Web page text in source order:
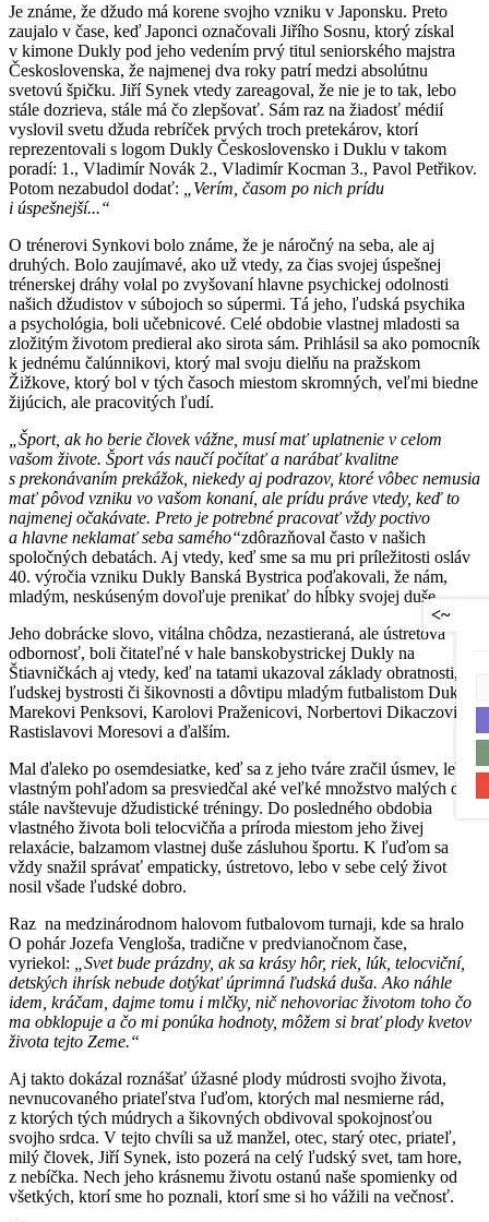
Je známe, že džudo má korene svojho vzniku v Japonsku. Preto
zaujalo v čase, keď Japonci označovali Jiřího Sosnu, ktorý získal
v kimone Dukly pod jeho vedením prvý titul seniorského majstra
Československa, že najmenej dva roky patrí medzi absolútnu
svetovú špičku. Jiří Synek vtedy zareagoval, že nie je to tak, lebo
stále dozrieva, stále má čo zlepšovať. Sám raz na žiadosť médií
vyslovil svetu džuda rebríček prvých troch pretekárov, ktorí
reprezentovali s logom Dukly Československo i Duklu v takom
poradí: 1., Vladimír Novák 2., Vladimír Kocman 3., Pavol Petřikov.
Potom nezabudol dodať:
„Verím, časom po nich prídu
i úspešnejší...“
O trénerovi Synkovi bolo známe, že je náročný na seba, ale aj
druhých. Bolo zaujímavé, ako už vtedy, za čias svojej úspešnej
trénerskej dráhy volal po zvyšovaní hlavne psychickej odolnosti
našich džudistov v súbojoch so súpermi. Tá jeho, ľudská psychika
a psychológia, boli učebnicové. Celé obdobie vlastnej mladosti sa
zložitým životom predieral ako sirota sám. Prihlásil sa ako pomocník
k jednému čalúnnikovi, ktorý mal svoju dielňu na pražskom
Žižkove, ktorý bol v tých časoch miestom skromných, veľmi biedne
žijúcich, ale pracovitých ľudí.
„Šport, ak ho berie človek vážne, musí mať uplatnenie v celom
vašom živote. Šport vás naučí počítať a narábať kvalitne
s prekonávaním prekážok, niekedy aj podrazov, ktoré vôbec nemusia
mať pôvod vzniku vo vašom konaní, ale prídu práve vtedy, keď to
najmenej očakávate. Preto je potrebné pracovať vždy poctivo
a hlavne neklamať seba samého“zdôrazňoval často v našich
spoločných debatách. Aj vtedy, keď sme sa mu pri príležitosti osláv
40. výročia vzniku Dukly Banská Bystrica poďakovali, že nám,
mladým, neskúseným dovoľuje prenikať do hĺbky svojej duše.
Jeho dobrácke slovo, vitálna chôdza, nezastieraná, ale ústretová
odbornosť, boli čitateľné v hale banskobystrickej Dukly na
Štiavničkách aj vtedy, keď na tatami ukazoval základy obratnosti,
ľudskej bystrosti či šikovnosti a dôvtipu mladým futbalistom Dukly
Marekovi Penksovi, Karolovi Praženicovi, Norbertovi Dikaczovi,
Rastislavovi Moresovi a ďalším.
Mal ďaleko po osemdesiatke, keď sa z jeho tváre zračil úsmev, lebo
vlastným pohľadom sa presviedčal aké veľké množstvo malých detí
stále navštevuje džudistické tréningy. Do posledného obdobia
vlastného života boli telocvičňa a príroda miestom jeho živej
relaxácie, balzamom vlastnej duše zásluhou športu. K ľuďom sa
vždy snažil správať empaticky, ústretovo, lebo v sebe celý život
nosil všade ľudské dobro.
Raz na medzinárodnom halovom futbalovom turnaji, kde sa hralo
O pohár Jozefa Vengloša, tradične v predvianočnom čase,
vyriekol:
„Svet bude prázdny, ak sa krásy hôr, riek, lúk, telocviční,
detských ihrísk nebude dotýkať úprimná ľudská duša. Ako náhle
idem, kráčam, dajme tomu i mlčky, nič nehovoriac životom toho čo
ma obklopuje a čo mi ponúka hodnoty, môžem si brať plody kvetov
života tejto Zeme.“
Aj takto dokázal roznášať úžasné plody múdrosti svojho života,
nevnucovaného priateľstva ľuďom, ktorých mal nesmierne rád,
z ktorých tých múdrych a šikovných obdivoval spokojnosťou
svojho srdca. V tejto chvíli sa už manžel, otec, starý otec, priateľ,
milý človek, Jiří Synek, isto pozerá na celý ľudský svet, tam hore,
z nebíčka. Nech jeho krásnemu životu ostanú naše spomienky od
všetkých, ktorí sme ho poznali, ktorí sme si ho vážili na večnosť.
<~